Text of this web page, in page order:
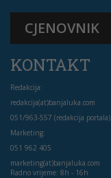
CJENOVNIK
KONTAKT
Redakcija:
redakcija(at)banjaluka.com
051/963-557 (redakcija portala)
Marketing:
051 962 405
marketing(at)banjaluka.com
Radno vrijeme: 8h - 16h